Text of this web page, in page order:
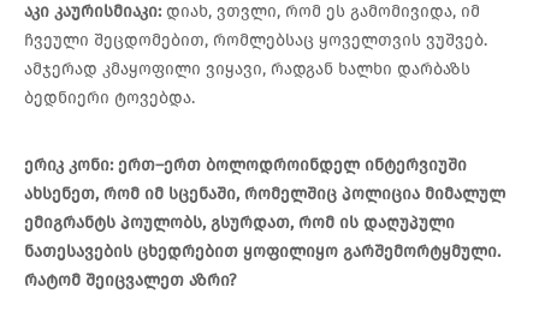
აკი კაურისმიაკი: დიახ, ვთვლი, რომ ეს გამომივიდა, იმ
ჩვეული შეცდომებით, რომლებსაც ყოველთვის ვუშვებ.
ამჯერად კმაყოფილი ვიყავი, რადგან ხალხი დარბაზს
ბედნიერი ტოვებდა.
ერიკ კონი: ერთ–ერთ ბოლოდროინდელ ინტერვიუში
ახსენეთ, რომ იმ სცენაში, რომელშიც პოლიცია მიმალულ
ემიგრანტს პოულობს, გსურდათ, რომ ის დაღუპული
ნათესავების ცხედრებით ყოფილიყო გარშემორტყმული.
რატომ შეიცვალეთ აზრი?